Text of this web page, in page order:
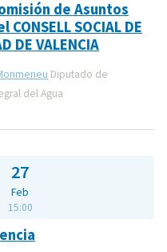
de Asuntos
SOCIAL DE
DE VALENCIA
Diputado de
del Agua
27
Feb
15:00